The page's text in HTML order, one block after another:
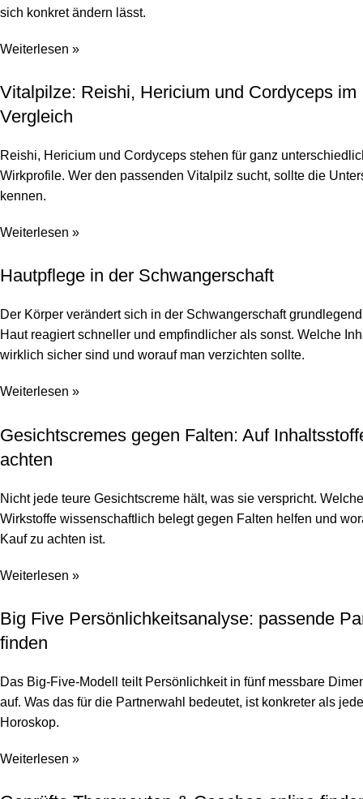
sich konkret ändern lässt.
Weiterlesen »
Vitalpilze: Reishi, Hericium und Cordyceps im
Vergleich
Reishi, Hericium und Cordyceps stehen für ganz
Wirkprofile. Wer den passenden Vitalpilz sucht, sollte die
kennen.
Weiterlesen »
Hautpflege in der Schwangerschaft
Der Körper verändert sich in der Schwangerschaft
Haut reagiert schneller und empfindlicher als sonst. Welche
wirklich sicher sind und worauf man verzichten sollte.
Weiterlesen »
Gesichtscremes gegen Falten: Auf
achten
Nicht jede teure Gesichtscreme hält, was sie verspricht. Welche
Wirkstoffe wissenschaftlich belegt gegen Falten helfen und
Kauf zu achten ist.
Weiterlesen »
Big Five Persönlichkeitsanalyse: passende
finden
Das Big-Five-Modell teilt Persönlichkeit in fünf messbare
auf. Was das für die Partnerwahl bedeutet, ist konkreter als
Horoskop.
Weiterlesen »